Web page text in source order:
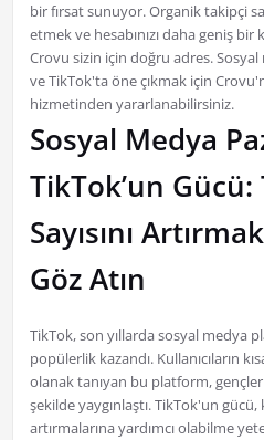
bir fırsat sunuyor. Organik takipçi
etmek ve hesabınızı daha geniş
Crovu sizin için doğru adres. Sosyal
ve TikTok'ta öne çıkmak için
hizmetinden yararlanabilirsiniz.
Sosyal Medya
TikTok’un
Sayısını
Göz Atın
TikTok, son yıllarda sosyal medya
popülerlik kazandı. Kullanıcıların
olanak tanıyan bu platform,
şekilde yaygınlaştı. TikTok'un gücü,
artırmalarına yardımcı olabilme